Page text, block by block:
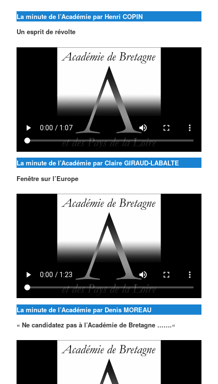
La minute de l’Académie par Henri COPIN
Un esprit de révolte
La minute de l’Académie par Claire GIRAUD-LABALTE
Fenêtre sur l’Europe
La minute de l’Académie par Denis MOREAU
« Ne candidatez pas à l’Académie de Bretagne …….«